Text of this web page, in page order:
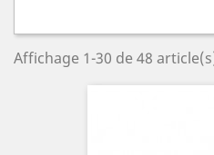
Affichage 1-30 de 48